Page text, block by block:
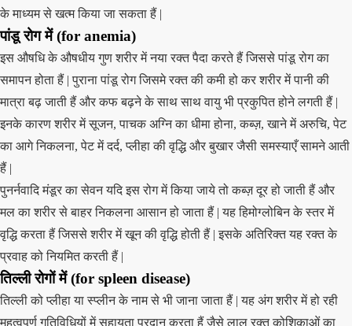
के माध्यम से खत्म किया जा सकता हैं |
पांडू रोग में (for anemia)
इस औषधि के औषधीय गुण शरीर में नया रक्त पैदा करते हैं जिससे पांडू रोग का
समापन होता हैं | पुराना पांडू रोग जिसमे रक्त की कमी हो कर शरीर में पानी की
मात्रा बढ़ जाती हैं और कफ बढ़ने के साथ साथ वायु भी प्रकुपित होने लगती हैं |
इनके कारण शरीर में सूजन, पाचक अग्नि का धीमा होना, कब्ज़, खाने में अरुचि, पेट
का आगे निकलना, पेट में दर्द, प्लीहा की वृद्धि और बुखार जैसी समस्याएँ सामने आती
हैं |
पुनर्नवादि मंडूर का सेवन यदि इस रोग में किया जाये तो कब्ज़ दूर हो जाती हैं और
मल का शरीर से बाहर निकलना आसान हो जाता हैं | यह हिमोग्लोबिन के स्तर में
वृद्धि करता हैं जिससे शरीर में खून की वृद्धि होती हैं | इसके अतिरिक्त यह रक्त के
प्रवाह को नियमित करती हैं |
तिल्ली रोगों में (for spleen disease)
तिल्ली को प्लीहा या स्प्लीन के नाम से भी जाना जाता हैं | यह अंग शरीर में हो रही
महत्वपूर्ण गतिविधियों में सहायता प्रदान करता हैं जैसे लाल रक्त कोशिकाओं का